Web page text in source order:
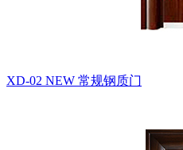
XD-02 NEW 常规钢质门